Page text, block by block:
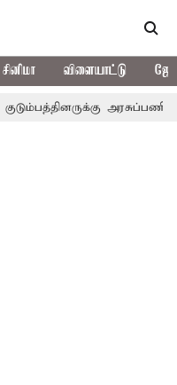
சினிமா விளையாட்டு
அரசுப்பணி